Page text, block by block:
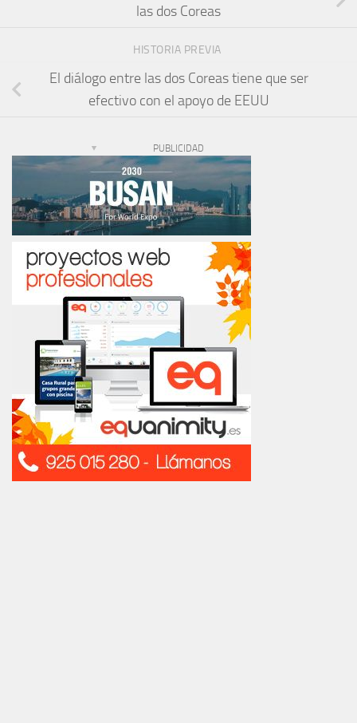
las dos Coreas
HISTORIA PREVIA
El diálogo entre las dos Coreas tiene que ser
efectivo con el apoyo de EEUU
PUBLICIDAD